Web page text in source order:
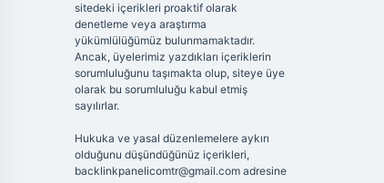
sitedeki içerikleri proaktif olarak
denetleme veya araştırma
yükümlülüğümüz bulunmamaktadır.
Ancak, üyelerimiz yazdıkları içeriklerin
sorumluluğunu taşımakta olup, siteye üye
olarak bu sorumluluğu kabul etmiş
sayılırlar.
Hukuka ve yasal düzenlemelere aykırı
olduğunu düşündüğünüz içerikleri,
backlinkpanelicomtr@gmail.comadresine